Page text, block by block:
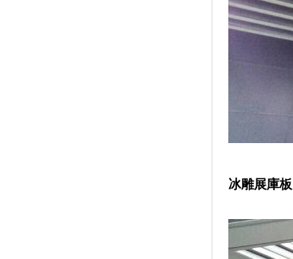
冰雕展庫板